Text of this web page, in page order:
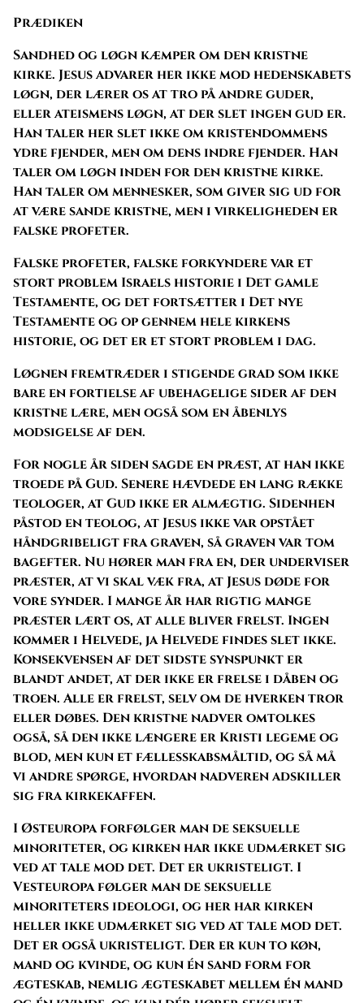
Prædiken
Sandhed og løgn kæmper om den kristne
kirke. Jesus advarer her ikke mod hedenskabets
løgn, der lærer os at tro på andre guder,
eller ateismens løgn, at der slet ingen gud er.
Han taler her slet ikke om kristendommens
ydre fjender, men om dens indre fjender. Han
taler om løgn inden for den kristne kirke.
Han taler om mennesker, som giver sig ud for
at være sande kristne, men i virkeligheden er
falske profeter.
Falske profeter, falske forkyndere var et
stort problem Israels historie i Det gamle
Testamente, og det fortsætter i Det nye
Testamente og op gennem hele kirkens
historie, og det er et stort problem i dag.
Løgnen fremtræder i stigende grad som ikke
bare en fortielse af ubehagelige sider af den
kristne lære, men også som en åbenlys
modsigelse af den.
For nogle år siden sagde en præst, at han ikke
troede på Gud. Senere hævdede en lang række
teologer, at Gud ikke er almægtig. Sidenhen
påstod en teolog, at Jesus ikke var opstået
håndgribeligt fra graven, så graven var tom
bagefter. Nu hører man fra en, der underviser
præster, at vi skal væk fra, at Jesus døde for
vore synder. I mange år har rigtig mange
præster lært os, at alle bliver frelst. Ingen
kommer i Helvede, ja Helvede findes slet ikke.
Konsekvensen af det sidste synspunkt er
blandt andet, at der ikke er frelse i dåben og
troen. Alle er frelst, selv om de hverken tror
eller døbes. Den kristne nadver omtolkes
også, så den ikke længere er Kristi legeme og
blod, men kun et fællesskabsmåltid, og så må
vi andre spørge, hvordan nadveren adskiller
sig fra kirkekaffen.
I Østeuropa forfølger man de seksuelle
minoriteter, og kirken har ikke udmærket sig
ved at tale mod det. Det er ukristeligt. I
Vesteuropa følger man de seksuelle
minoriteters ideologi, og her har kirken
heller ikke udmærket sig ved at tale mod det.
Det er også ukristeligt. Der er kun to køn,
mand og kvinde, og kun én sand form for
ægteskab, nemlig ægteskabet mellem én mand